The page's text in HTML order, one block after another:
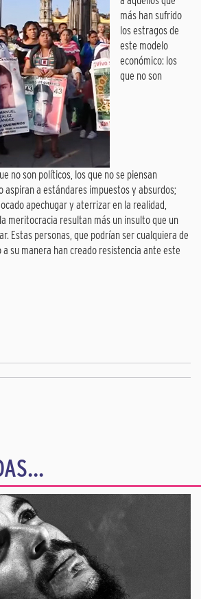
más han sufrido
los estragos de
este modelo
económico: los
que no son
no son políticos, los que no se piensan
aspiran a estándares impuestos y absurdos;
apechugar y aterrizar en la realidad,
meritocracia resultan más un insulto que un
Estas personas, que podrían ser cualquiera de
a su manera han creado resistencia ante este